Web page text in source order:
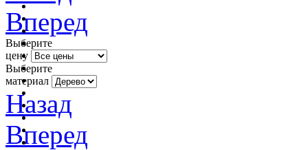
Вперед
Выберите
цену
Выберите
материал
Назад
Вперед